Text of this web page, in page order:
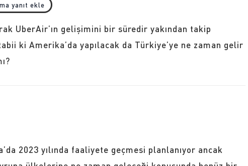
yanıt ekle
UberAir’ın gelişimini bir süredir yakından takip
ki Amerika’da yapılacak da Türkiye’ye ne zaman gelir
2023 yılında faaliyete geçmesi planlanıyor ancak